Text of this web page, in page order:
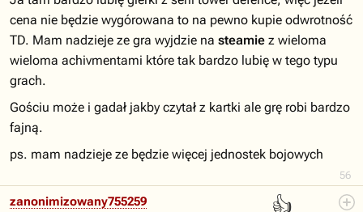
56
cena nie będzie wygórowana to na pewno kupie odwrotność
TD. Mam nadzieje ze gra wyjdzie na steamie z wieloma
wieloma achivmentami które tak bardzo lubię w tego typu
grach.
Gościu może i gadał jakby czytał z kartki ale grę robi bardzo
fajną.
ps. mam nadzieje ze będzie więcej jednostek bojowych
👍
zanonimizowany755259